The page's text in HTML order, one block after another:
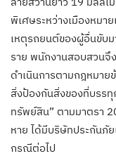
พิเศษระหว่างเมืองหมา
เหตุรถยนต์ของผู้อื่นขับม
ราย พนักงานสอบสวนจึ
ดำเนินการตามกฎหมาย
สิ่งป้องกันสิ่งของที่บรร
ทรัพย์สิน” ตามมาตรา
หาย ได้มีบริษัทประกันภั
กรณีต่อไป